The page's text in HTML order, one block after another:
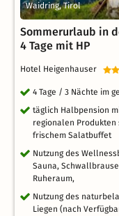
Waidring, Tirol
Sommerurlaub in
4 Tage mit HP
Hotel Heigenhauser
4 Tage / 3 Nächte im
täglich Halbpension
regionalen Produkten
frischem Salatbuffet
Nutzung des
Sauna,
Ruheraum,
Nutzung des
Liegen (nach